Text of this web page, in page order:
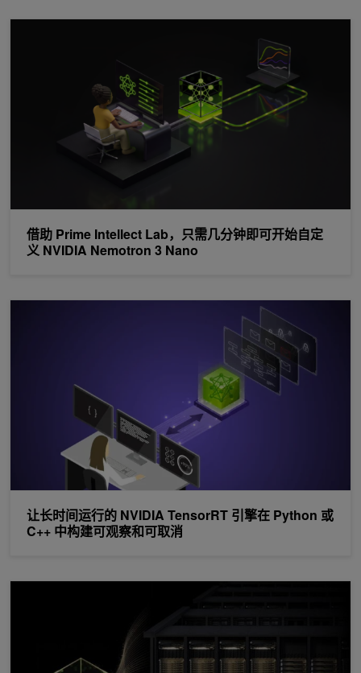
借助 Prime Intellect Lab，只需几分钟即可开始自定
义 NVIDIA Nemotron 3 Nano
借助 Prime Intellect Lab，只需几分钟即可开始自定义 NVIDIA
让长时间运行的 NVIDIA TensorRT 引擎在 Python 或
C++ 中构建可观察和可取消
让长时间运行的 NVIDIA TensorRT 引擎在 Python 或 C++ 中构